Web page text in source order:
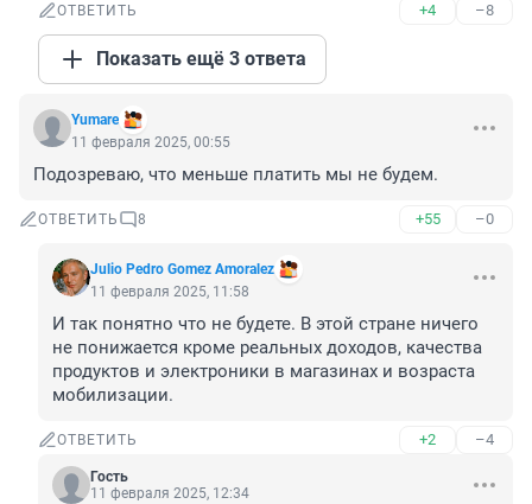
ОТВЕТИТЬ +4 –8
Показать ещё 3 ответа
Yumare
11 февраля 2025, 00:55
Подозреваю, что меньше платить мы не будем.
ОТВЕТИТЬ 8 +55 –0
Julio Pedro Gomez Amoralez
11 февраля 2025, 11:58
И так понятно что не будете. В этой стране ничего
не понижается кроме реальных доходов, качества
продуктов и электроники в магазинах и возраста
мобилизации.
ОТВЕТИТЬ +2 –4
Гость
11 февраля 2025, 12:34